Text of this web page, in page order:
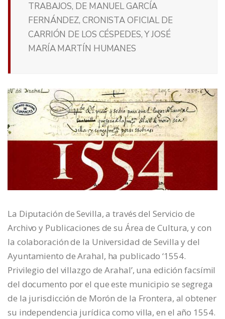
TRABAJOS, DE MANUEL GARCÍA
FERNÁNDEZ, CRONISTA OFICIAL DE
CARRIÓN DE LOS CÉSPEDES, Y JOSÉ
MARÍA MARTÍN HUMANES
La Diputación de Sevilla, a través del Servicio de
Archivo y Publicaciones de su Área de Cultura, y con
la colaboración de la Universidad de Sevilla y del
Ayuntamiento de Arahal, ha publicado ‘1554.
Privilegio del villazgo de Arahal’, una edición facsímil
del documento por el que este municipio se segrega
de la jurisdicción de Morón de la Frontera, al obtener
su independencia jurídica como villa, en el año 1554.